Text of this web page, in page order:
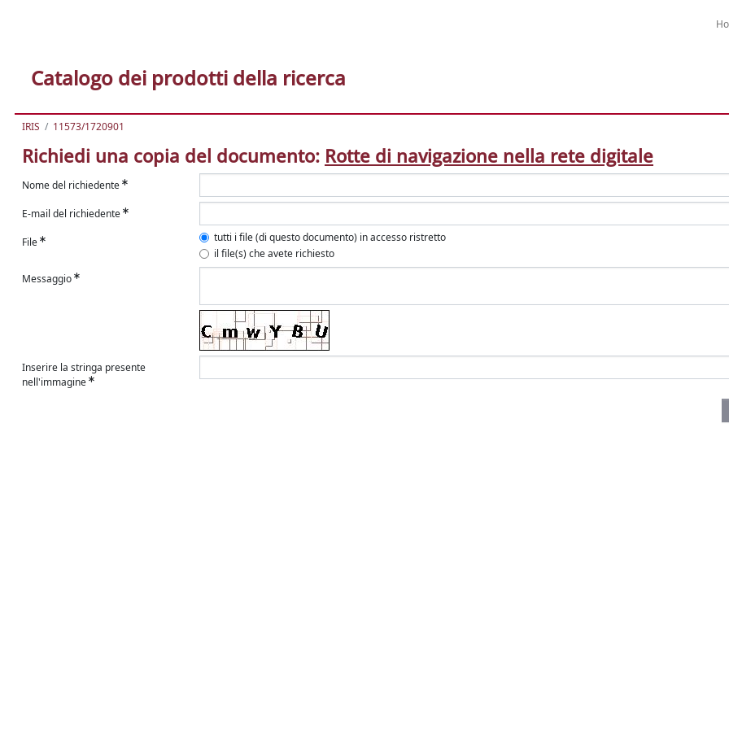
Catalogo dei prodotti della ricerca
IRIS 11573/1720901
Richiedi una copia del documento: Rotte di navigazione nella rete digitale
Nome del richiedente
E-mail del richiedente
File
tutti i file (di questo documento) in accesso ristretto
il file(s) che avete richiesto
Messaggio
Inserire la stringa presente
nell'immagine